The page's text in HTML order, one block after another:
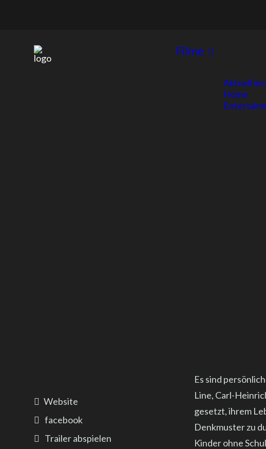
Filme
Aktuell im
Home
Website
facebook
Trailer abspielen
Es sind
Line, Carl-
gesetzt, ihrem
Denkmuster zu
Kinder ohne